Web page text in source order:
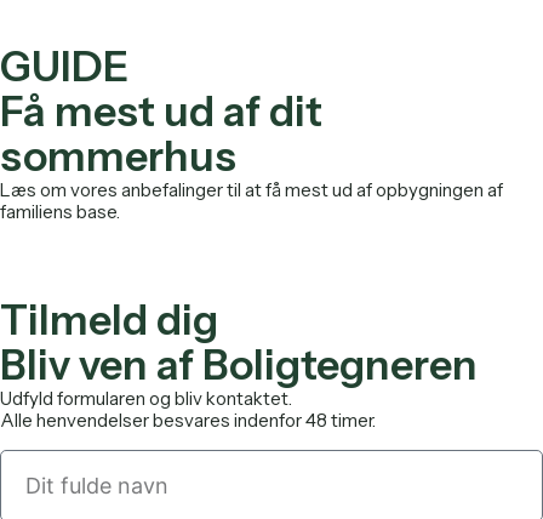
GUIDE
Få mest ud af dit
sommerhus
Læs om vores anbefalinger til at få mest ud af opbygningen af
familiens base.
Tilmeld dig
Bliv ven af Boligtegneren
Udfyld formularen og bliv kontaktet.
Alle henvendelser besvares indenfor 48 timer.